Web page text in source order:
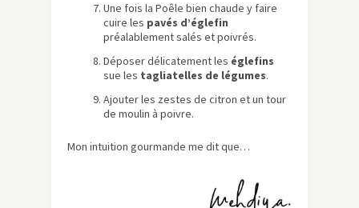
Une fois la Poêle bien chaude y faire
cuire les pavés d’églefin
préalablement salés et poivrés.
Déposer délicatement les églefins
sue les tagliatelles de légumes.
Ajouter les zestes de citron et un tour
de moulin à poivre.
Mon intuition gourmande me dit que…